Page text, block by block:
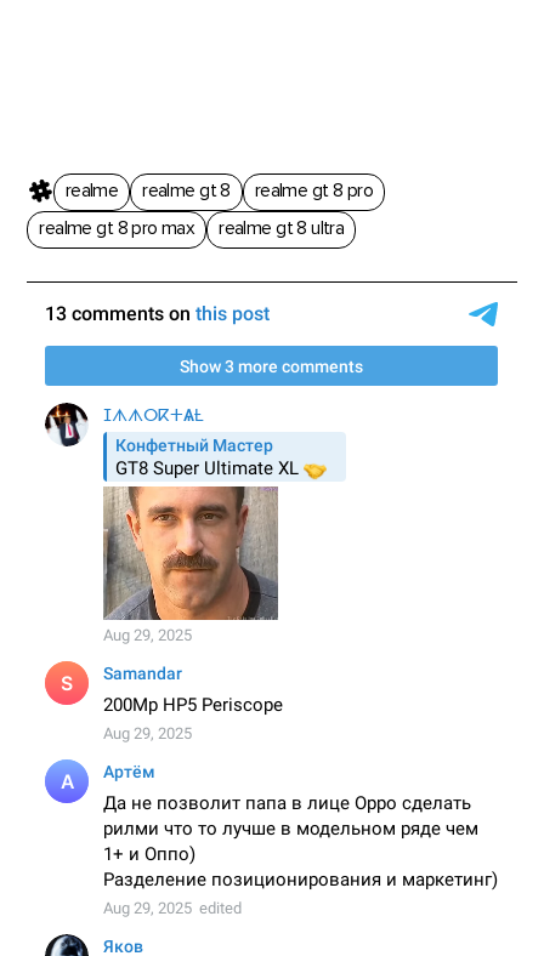
realme realme gt 8
realme gt 8 pro
realme gt 8 pro max
realme gt 8 ultra